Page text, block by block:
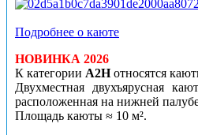
Подробнее о каюте
НОВИНКА 2026
К категории А2Нотносятся
Двухместная двухъярусная
расположенная на нижней
Площадь каюты ≈ 10 м².